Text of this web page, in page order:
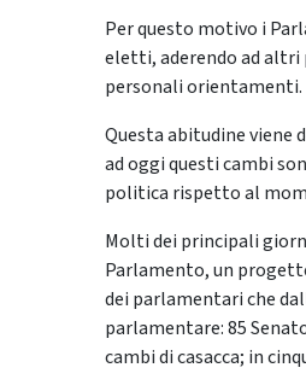
Per questo motivo i
eletti, aderendo ad altri
personali orientamenti.
Questa abitudine viene
ad oggi questi cambi
politica rispetto al
Molti dei principali
Parlamento, un
dei parlamentari che
parlamentare: 85
cambi di casacca; in